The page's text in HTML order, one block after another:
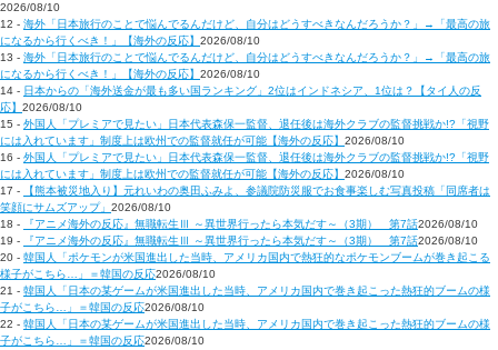
2026/08/10
12 - 海外「日本旅行のことで悩んでるんだけど、自分はどうすべきなんだろうか？」→「最高の旅
になるから行くべき！」【海外の反応】 2026/08/10
13 - 海外「日本旅行のことで悩んでるんだけど、自分はどうすべきなんだろうか？」→「最高の旅
になるから行くべき！」【海外の反応】 2026/08/10
14 - 日本からの「海外送金が最も多い国ランキング」2位はインドネシア、1位は？【タイ人の反
応】 2026/08/10
15 - 外国人「プレミアで見たい」日本代表森保一監督、退任後は海外クラブの監督挑戦か!?「視野
には入れています」制度上は欧州での監督就任が可能【海外の反応】 2026/08/10
16 - 外国人「プレミアで見たい」日本代表森保一監督、退任後は海外クラブの監督挑戦か!?「視野
には入れています」制度上は欧州での監督就任が可能【海外の反応】 2026/08/10
17 -
【熊本被災地入り】元れいわの奥田ふみよ、参議院防災服でお食事楽しむ写真投稿「同席者は
笑顔にサムズアップ」 2026/08/10
18 -
『アニメ海外の反応』無職転生Ⅲ ～異世界行ったら本気だす～（3期） 第7話2026/08/10
19 -
『アニメ海外の反応』無職転生Ⅲ ～異世界行ったら本気だす～（3期） 第7話2026/08/10
20 - 韓国人「ポケモンが米国進出した当時、アメリカ国内で熱狂的なポケモンブームが巻き起こる
様子がこちら…」＝韓国の反応2026/08/10
21 - 韓国人「日本の某ゲームが米国進出した当時、アメリカ国内で巻き起こった熱狂的ブームの様
子がこちら…」＝韓国の反応2026/08/10
22 - 韓国人「日本の某ゲームが米国進出した当時、アメリカ国内で巻き起こった熱狂的ブームの様
子がこちら…」＝韓国の反応2026/08/10